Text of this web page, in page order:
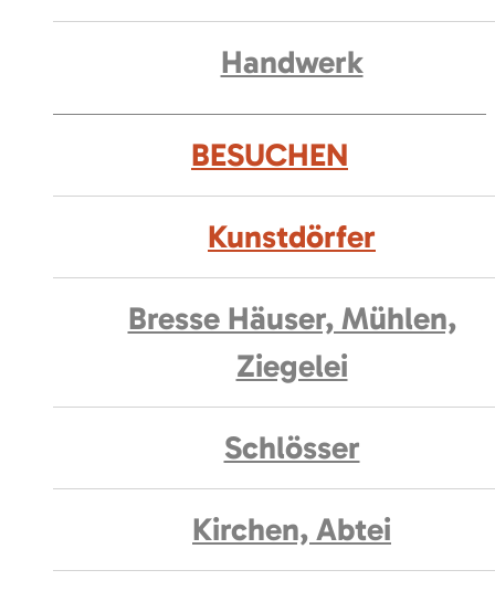
Handwerk
BESUCHEN
Kunstdörfer
Bresse Häuser, Mühlen,
Ziegelei
Schlösser
Kirchen, Abtei